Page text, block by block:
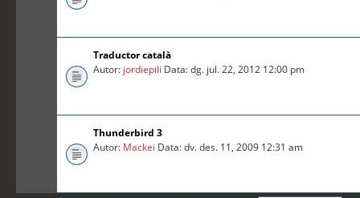
Traductor català
Autor: jordiepili Data: dg. jul. 22, 2012 12:00 pm
Thunderbird 3
Autor: Mackei Data: dv. des. 11, 2009 12:31 am